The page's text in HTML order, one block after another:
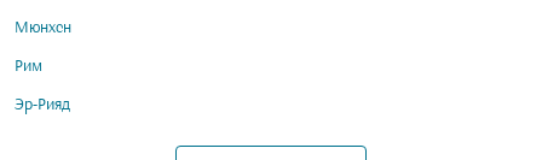
Мюнхен
Рим
Эр-Рияд